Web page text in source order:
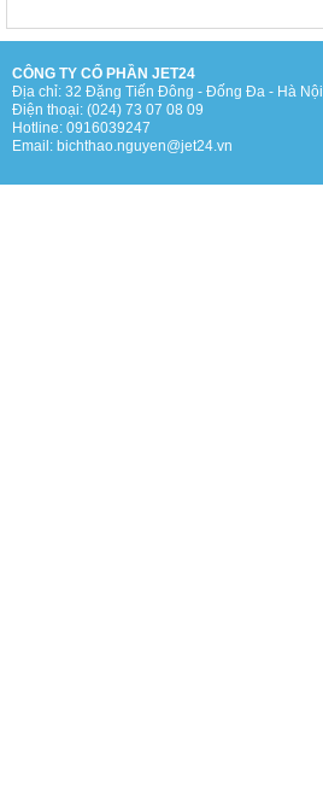
CÔNG TY CỔ PHẦN JET24
Địa chỉ: 32 Đặng Tiến Đông - Đống Đa - Hà Nội
Điện thoại: (024) 73 07 08 09
Hotline: 0916039247
Email: bichthao.nguyen@jet24.vn